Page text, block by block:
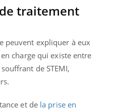
traitement
peuvent expliquer à eux
charge qui existe entre
de STEMI,
et de la prise en